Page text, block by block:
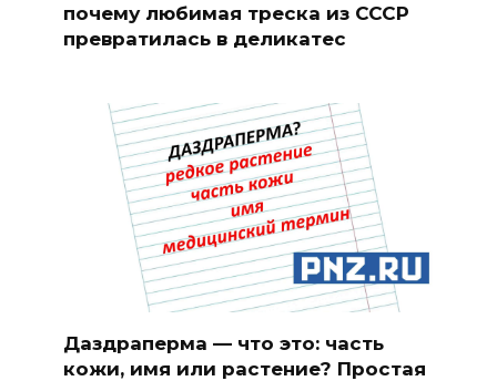
почему любимая треска из СССР
превратилась в деликатес
Даздраперма — что это: часть
кожи, имя или растение? Простая